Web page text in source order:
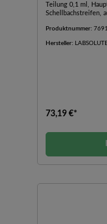
Teilung 0,1 ml,
Schellbachstreifen,
und Halter., 1 Stück
Produktnummer:
Hersteller:
73,19 €*